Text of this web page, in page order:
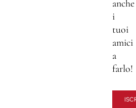
anche
i
tuoi
amici
a
farlo!